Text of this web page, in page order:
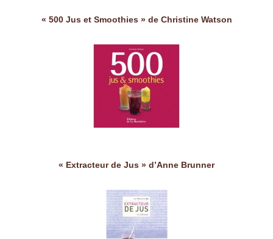
« 500 Jus et Smoothies » de Christine Watson
« Extracteur de Jus » d’Anne Brunner